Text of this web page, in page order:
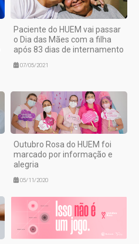
Paciente do HUEM vai passar
o Dia das Mães com a filha
após 83 dias de internamento
07/05/2021
Outubro Rosa do HUEM foi
marcado por informação e
alegria
05/11/2020